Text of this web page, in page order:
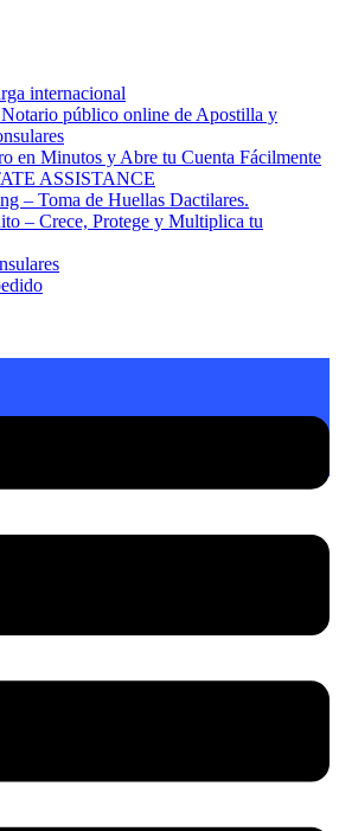
internacional
público online de Apostilla y
en Minutos y Abre tu Cuenta Fácilmente
ASSISTANCE
– Toma de Huellas Dactilares.
– Crece, Protege y Multiplica tu